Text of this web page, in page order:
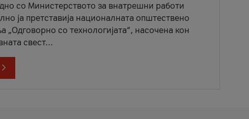
со Министерството за внатрешни работи
ја претставија националната општествено
„Одговорно со технологијата“, насочена кон
свест...